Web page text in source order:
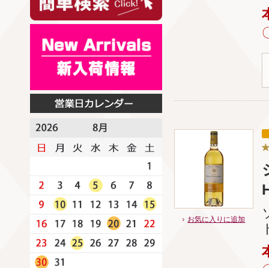
お気に入りに追加